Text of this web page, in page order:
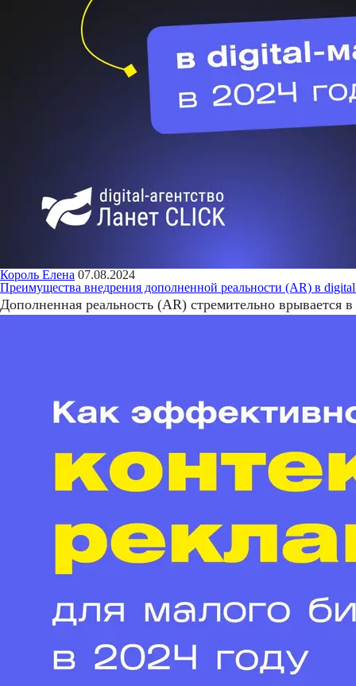
Король Елена 07.08.2024
Преимущества внедрения дополненной реальности (AR) в
Дополненная реальность (AR) стремительно